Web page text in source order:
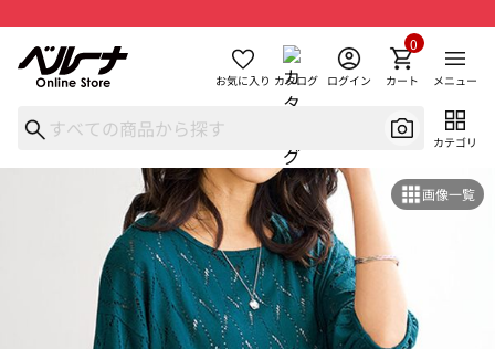
お気に入り カタログ ログイン カート
0
メニュー
カテゴリ
画像一覧